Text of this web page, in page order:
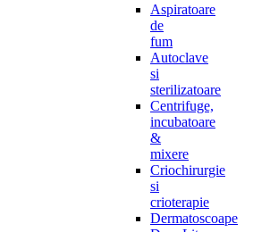
Aspiratoare
de
fum
Autoclave
si
sterilizatoare
Centrifuge,
incubatoare
&
mixere
Criochirurgie
si
crioterapie
Dermatoscoape